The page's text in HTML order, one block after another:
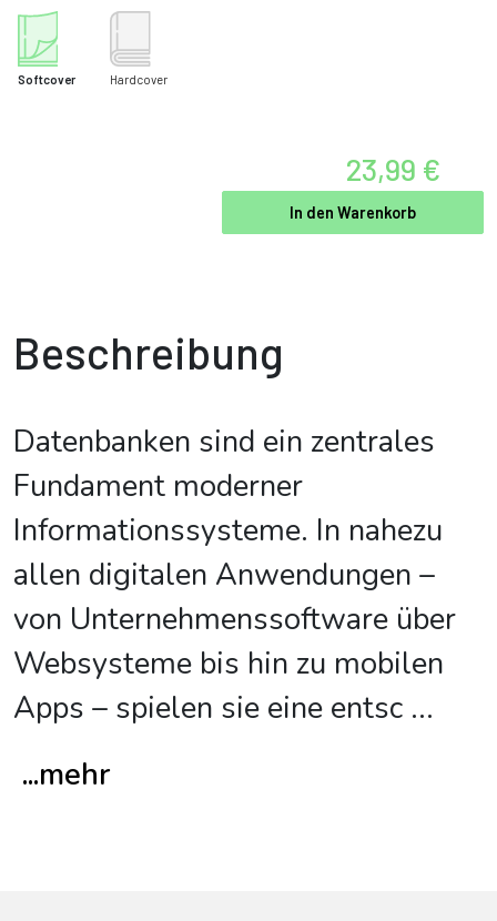
Softcover Hardcover
23,99 €
In den Warenkorb
Beschreibung
Datenbanken sind ein zentrales
Fundament moderner
Informationssysteme. In nahezu
allen digitalen Anwendungen –
von Unternehmenssoftware über
Websysteme bis hin zu mobilen
Apps – spielen sie eine entsc ...
...mehr